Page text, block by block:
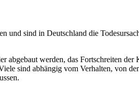
sind in Deutschland die
werden, das Fortschreiten der
sind abhängig vom Verhalten, von